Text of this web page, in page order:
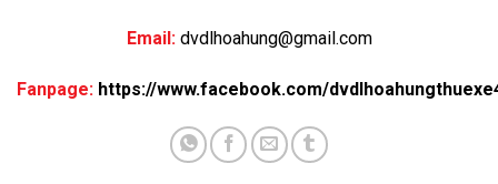
Email: dvdlhoahung@gmail.com
Fanpage: https://www.facebook.com/